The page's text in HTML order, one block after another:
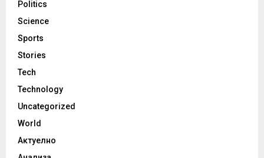
Politics
Science
Sports
Stories
Tech
Technology
Uncategorized
World
Актуелно